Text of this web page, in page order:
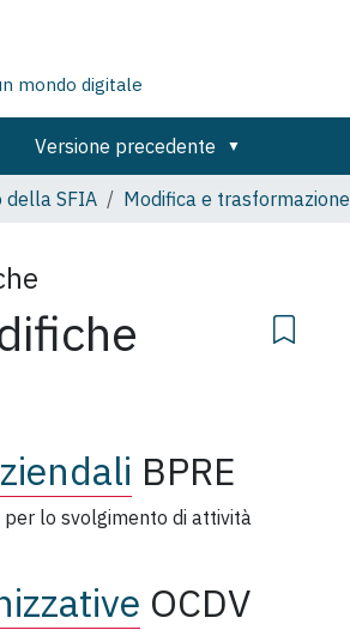
mondo digitale
Versione precedente
della SFIA Modifica e trasformazione
BPRE
lo svolgimento di attività
OCDV